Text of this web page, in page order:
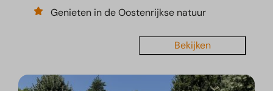
Genieten in de Oostenrijkse natuur
Bekijken